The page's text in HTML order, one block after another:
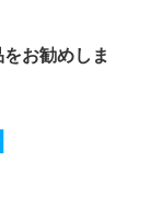
お勧めしま